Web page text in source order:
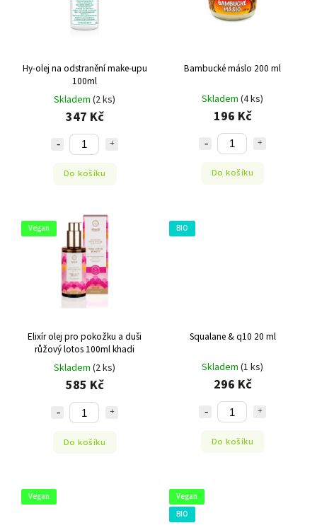
Hy-olej na odstranění make-upu
100ml
Skladem (2 ks)
347 Kč
Do košíku
Bambucké máslo 200 ml
Skladem (4 ks)
196 Kč
Do košíku
Vegan
Elixír olej pro pokožku a duši
růžový lotos 100ml khadi
Skladem (2 ks)
585 Kč
Do košíku
BIO
Squalane & q10 20 ml
Skladem (1 ks)
296 Kč
Do košíku
Vegan
Vegan
BIO